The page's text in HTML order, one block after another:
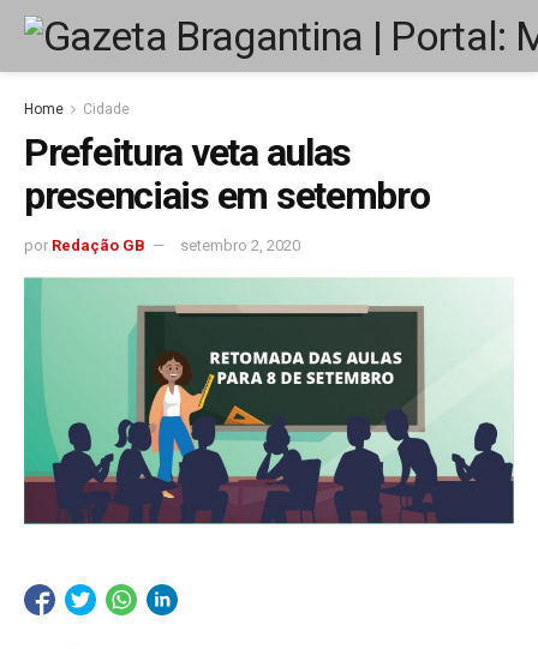
Home Cidade
Prefeitura veta aulas
presenciais em setembro
por Redação GB setembro 2, 2020